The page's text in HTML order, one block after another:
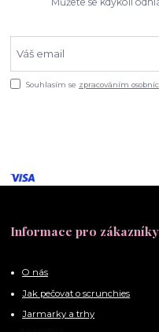
Souhlasím se zpracováním
Informace pro zákazníky
O nás
Jak pečovat o scrunchies
Jarmarky a trhy